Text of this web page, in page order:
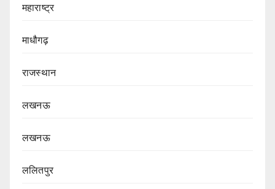
महाराष्ट्र
माधौगढ़
राजस्थान
लखनऊ
लखनऊ
ललितपुर